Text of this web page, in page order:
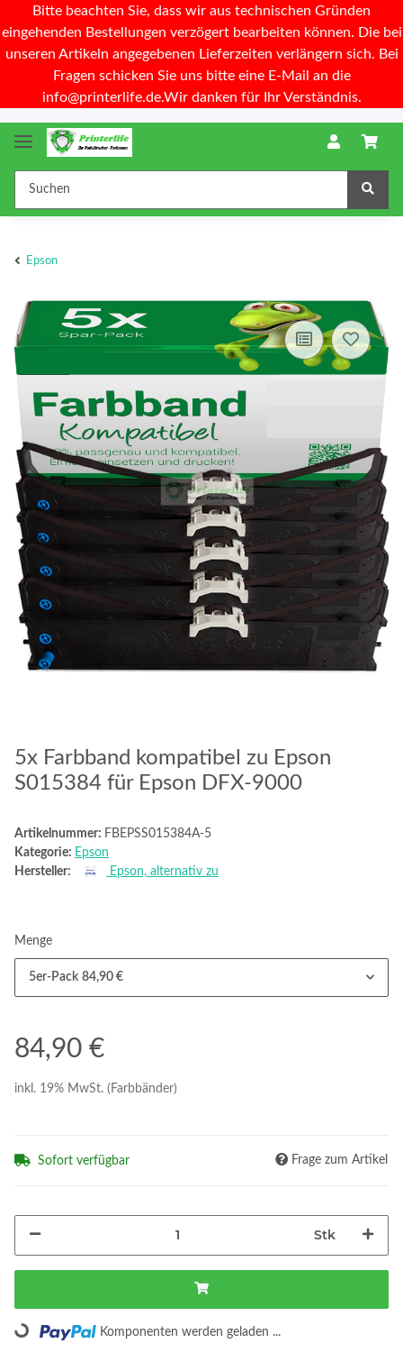
Bitte beachten Sie, dass wir aus technischen Gründen
eingehenden Bestellungen verzögert bearbeiten können. Die bei
unseren Artikeln angegebenen Lieferzeiten verlängern sich. Bei
Fragen schicken Sie uns bitte eine E-Mail an die
info@printerlife.de.Wir danken für Ihr Verständnis.
Epson
5x Farbband kompatibel zu Epson
S015384 für Epson DFX-9000
Artikelnummer: FBEPSS015384A-5
Kategorie: Epson
Hersteller:
Epson, alternativ zu
Menge
5er-Pack 84,90 €
84,90 €
inkl. 19% MwSt. (Farbbänder)
Sofort verfügbar Frage zum Artikel
Stk
Loading... Komponenten werden geladen ...